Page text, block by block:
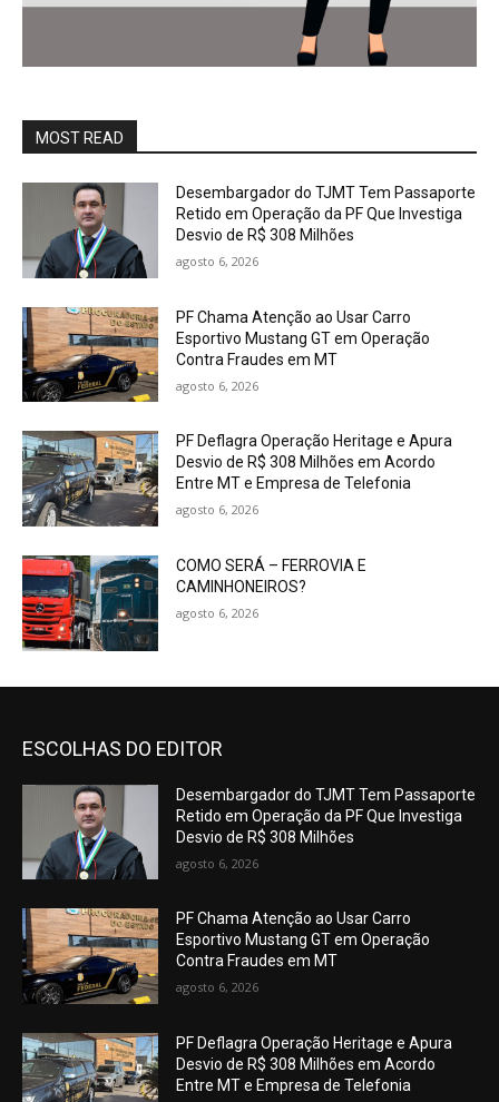
MOST READ
Desembargador do TJMT Tem Passaporte
Retido em Operação da PF Que Investiga
Desvio de R$ 308 Milhões
agosto 6, 2026
PF Chama Atenção ao Usar Carro
Esportivo Mustang GT em Operação
Contra Fraudes em MT
agosto 6, 2026
PF Deflagra Operação Heritage e Apura
Desvio de R$ 308 Milhões em Acordo
Entre MT e Empresa de Telefonia
agosto 6, 2026
COMO SERÁ – FERROVIA E
CAMINHONEIROS?
agosto 6, 2026
ESCOLHAS DO EDITOR
Desembargador do TJMT Tem Passaporte
Retido em Operação da PF Que Investiga
Desvio de R$ 308 Milhões
agosto 6, 2026
PF Chama Atenção ao Usar Carro
Esportivo Mustang GT em Operação
Contra Fraudes em MT
agosto 6, 2026
PF Deflagra Operação Heritage e Apura
Desvio de R$ 308 Milhões em Acordo
Entre MT e Empresa de Telefonia